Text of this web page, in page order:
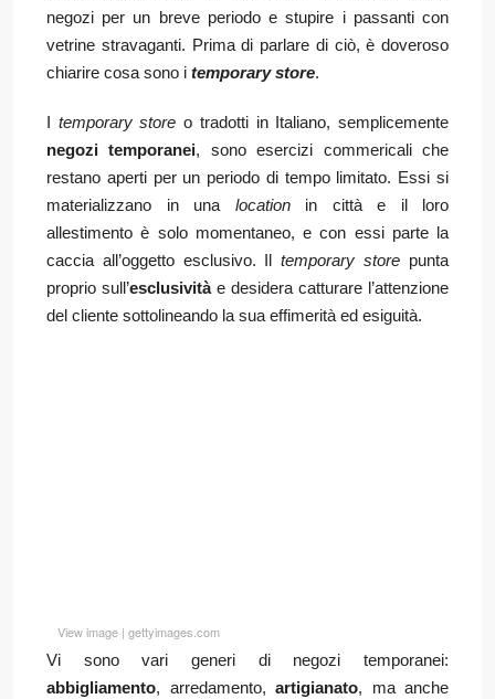
negozi per un breve periodo e stupire i passanti con
vetrine stravaganti. Prima di parlare di ciò, è doveroso
chiarire cosa sono i temporary store.
I temporary store o tradotti in Italiano, semplicemente
negozi temporanei, sono esercizi commericali che
restano aperti per un periodo di tempo limitato. Essi si
materializzano in una locationin città e il loro
allestimento è solo momentaneo, e con essi parte la
caccia all’oggetto esclusivo. Iltemporary store punta
proprio sull’esclusivitàe desidera catturare l’attenzione
del cliente sottolineando la sua effimerità ed esiguità.
View image | gettyimages.com
Vi sono vari generi di negozi temporanei:
abbigliamento, arredamento, artigianato, ma anche